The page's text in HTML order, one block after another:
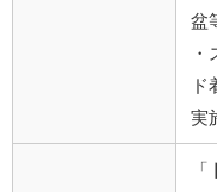
盆
ド
実
「